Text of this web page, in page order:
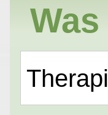
Was